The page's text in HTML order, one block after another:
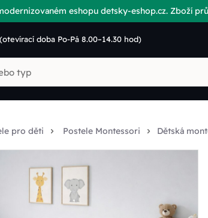
eshopu detsky-eshop.cz. Zboží
(otevírací doba Po-Pá 8.00–14.30 hod)
pro děti Postele Montessori Dětská